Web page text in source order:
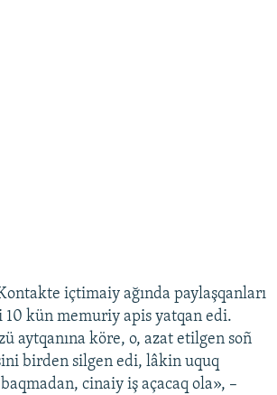
içtimaiy ağında paylaşqanları
10 kün memuriy apis yatqan edi.
aytqanına köre, o, azat etilgen soñ
birden silgen edi, lâkin uquq
cinaiy iş açacaq ola», –